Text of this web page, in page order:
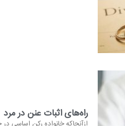
راه‌های اثبات عنن در مرد